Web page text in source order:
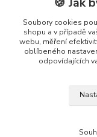
je bez
Soubory cookies
shopu a v případě
webu, měření
oblíbeného
odpovídajících